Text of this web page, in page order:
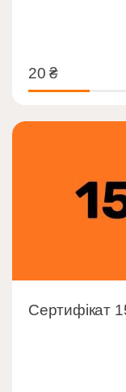
20₴
Сертифікат